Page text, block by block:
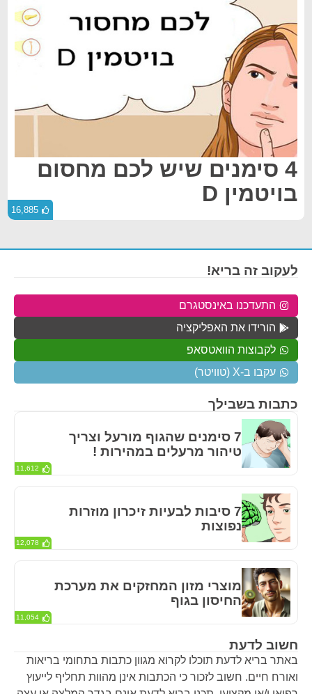
4 סימנים שיש לכם מחסום
בויטמין D
16,885
חשוב לדעת
באתר בריא לדעת תוכלו לקרוא מגוון כתבות בתחומי בריאות
ואורח חיים. חשוב לזכור כי הכתבות אינן מהוות תחליף לייעוץ
כתבות בשבילך
7 סימנים שהגוף מורעל וצריך
טיהור מרעלים במהירות !
11,612
7 סיבות לבעיות זיכרון מוזרות
נפוצות
12,078
מוצרי מזון המחזקים את מערכת
החיסון בגוף
11,054
לעקוב זה בריא!
התעדכנו באינסטגרם
הורידו את האפליקציה
לקבוצות הוואטסאפ
עקבו ב-X (טוויטר)